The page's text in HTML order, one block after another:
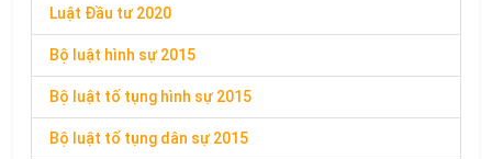
Luật Đầu tư 2020
Bộ luật hình sự 2015
Bộ luật tố tụng hình sự 2015
Bộ luật tố tụng dân sự 2015